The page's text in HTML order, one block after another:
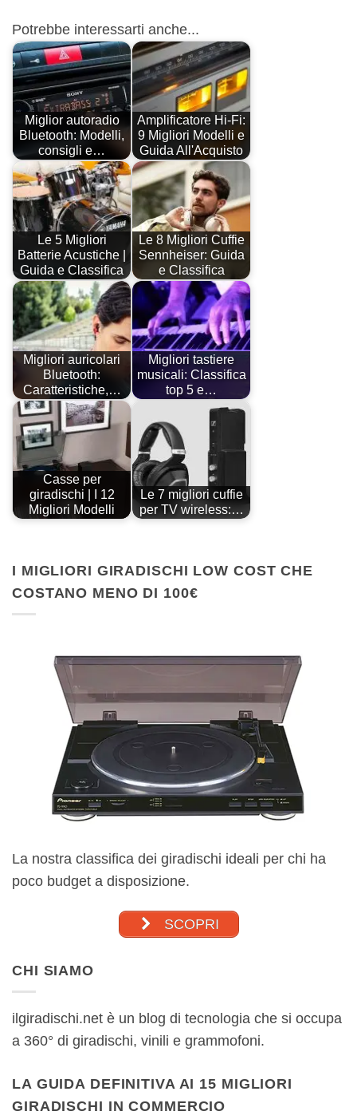
Potrebbe interessarti anche...
Miglior autoradio
Bluetooth: Modelli,
consigli e…
Amplificatore Hi-Fi:
9 Migliori Modelli e
Guida All'Acquisto
Le 5 Migliori
Batterie Acustiche |
Guida e Classifica
Le 8 Migliori Cuffie
Sennheiser: Guida
e Classifica
Migliori auricolari
Bluetooth:
Caratteristiche,…
Migliori tastiere
musicali: Classifica
top 5 e…
Casse per
giradischi | I 12
Migliori Modelli
Le 7 migliori cuffie
per TV wireless:…
I MIGLIORI GIRADISCHI LOW COST CHE
COSTANO MENO DI 100€
La nostra classifica dei giradischi ideali per chi ha
poco budget a disposizione.
SCOPRI
CHI SIAMO
ilgiradischi.net è un blog di tecnologia che si occupa
a 360° di giradischi, vinili e grammofoni.
LA GUIDA DEFINITIVA AI 15 MIGLIORI
GIRADISCHI IN COMMERCIO